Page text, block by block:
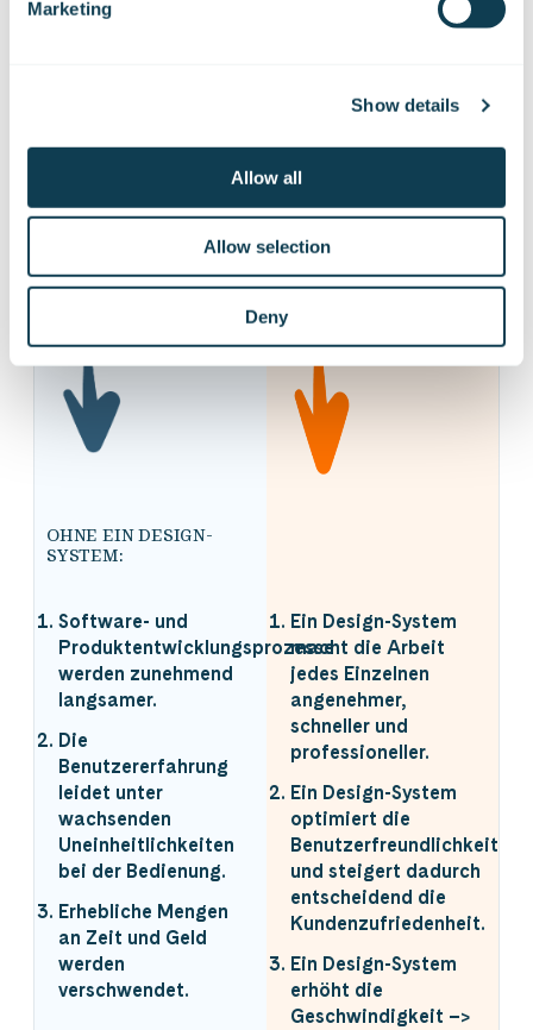
Marketing
Show details
Allow all
Allow selection
Deny
da er nicht über
vergrößert das Chaos
in der
Prozessbearbeitung.
Ein Design-System
gesamten
OHNE EIN DESIGN-
SYSTEM:
Software- und
Produktentwicklungsprozesse
werden zunehmend
langsamer.
Die
Benutzererfahrung
leidet unter
wachsenden
Uneinheitlichkeiten
bei der Bedienung.
Erhebliche Mengen
an Zeit und Geld
werden
verschwendet.
Ein Design-System
macht die Arbeit
jedes Einzelnen
angenehmer,
schneller und
professioneller.
Ein Design-System
optimiert die
Benutzerfreundlichkeit
und steigert dadurch
entscheidend die
Kundenzufriedenheit.
Ein Design-System
erhöht die
Geschwindigkeit –>